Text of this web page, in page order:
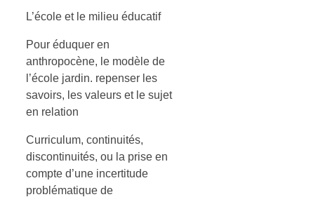
L’école et le milieu éducatif
Pour éduquer en
anthropocène, le modèle de
l’école jardin. repenser les
savoirs, les valeurs et le sujet
en relation
Curriculum, continuités,
discontinuités, ou la prise en
compte d’une incertitude
problématique de